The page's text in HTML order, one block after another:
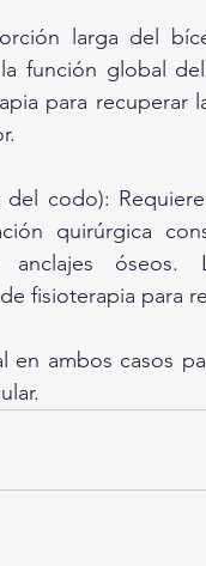
larga del
función global
para recuperar
del codo):
quirúrgica
óseos.
fisioterapia para
en ambos casos